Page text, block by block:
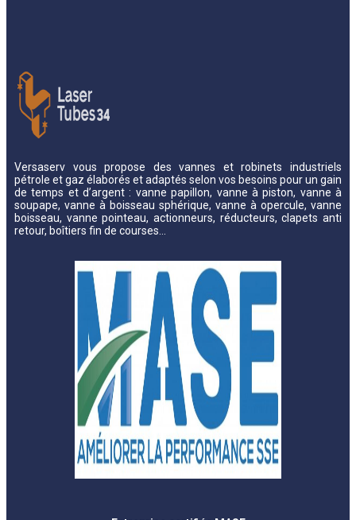
Versaserv vous propose des vannes et robinets industriels
pétrole et gaz élaborés et adaptés selon vos besoins pour un gain
de temps et d’argent : vanne papillon, vanne à piston, vanne à
soupape, vanne à boisseau sphérique, vanne à opercule, vanne
boisseau, vanne pointeau, actionneurs, réducteurs, clapets anti
retour, boîtiers fin de courses…